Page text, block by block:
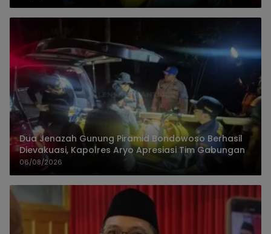
Dua Jenazah Gunung Piramid Bondowoso Berhasil
Dievakuasi, Kapolres Aryo Apresiasi Tim Gabungan
06/08/2026